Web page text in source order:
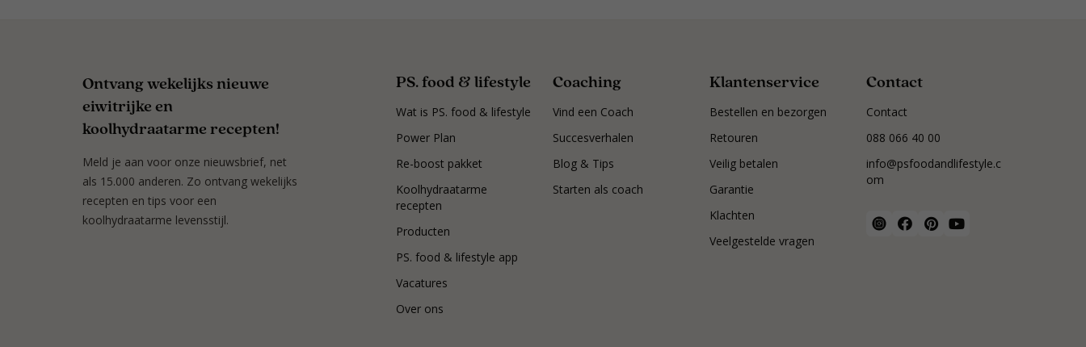
Ontvang wekelijks nieuwe
eiwitrijke en
koolhydraatarme recepten!
Meld je aan voor onze nieuwsbrief, net
als 15.000 anderen. Zo ontvang wekelijks
recepten en tips voor een
koolhydraatarme levensstijl.
PS. food & lifestyle
Wat is PS. food & lifestyle
Power Plan
Re-boost pakket
Koolhydraatarme
recepten
Producten
PS. food & lifestyle app
Vacatures
Over ons
Coaching
Vind een Coach
Succesverhalen
Blog & Tips
Starten als coach
Klantenservice
Bestellen en bezorgen
Retouren
Veilig betalen
Garantie
Klachten
Veelgestelde vragen
Contact
Contact
088 066 40 00
info@psfoodandlifestyle.c
om